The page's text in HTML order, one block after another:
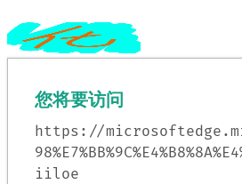
您将要访问
https://
iiloe